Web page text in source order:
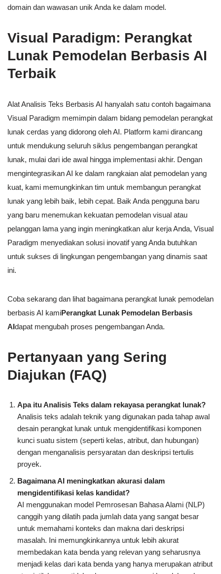
domain dan wawasan unik Anda ke dalam model.
Visual Paradigm: Perangkat
Lunak Pemodelan Berbasis AI
Terbaik
Alat Analisis Teks Berbasis AI hanyalah satu contoh bagaimana
Visual Paradigm memimpin dalam bidang pemodelan perangkat
lunak cerdas yang didorong oleh AI. Platform kami dirancang
untuk mendukung seluruh siklus pengembangan perangkat
lunak, mulai dari ide awal hingga implementasi akhir. Dengan
mengintegrasikan AI ke dalam rangkaian alat pemodelan yang
kuat, kami memungkinkan tim untuk membangun perangkat
lunak yang lebih baik, lebih cepat. Baik Anda pengguna baru
yang baru menemukan kekuatan pemodelan visual atau
pelanggan lama yang ingin meningkatkan alur kerja Anda, Visual
Paradigm menyediakan solusi inovatif yang Anda butuhkan
untuk sukses di lingkungan pengembangan yang dinamis saat
ini.
Coba sekarang dan lihat bagaimana perangkat lunak pemodelan
berbasis AI kamiPerangkat Lunak Pemodelan Berbasis
AIdapat mengubah proses pengembangan Anda.
Pertanyaan yang Sering
Diajukan (FAQ)
Apa itu Analisis Teks dalam rekayasa perangkat lunak?
Analisis teks adalah teknik yang digunakan pada tahap awal
desain perangkat lunak untuk mengidentifikasi komponen
kunci suatu sistem (seperti kelas, atribut, dan hubungan)
dengan menganalisis persyaratan dan deskripsi tertulis
proyek.
Bagaimana AI meningkatkan akurasi dalam
mengidentifikasi kelas kandidat?
AI menggunakan model Pemrosesan Bahasa Alami (NLP)
canggih yang dilatih pada jumlah data yang sangat besar
untuk memahami konteks dan makna dari deskripsi
masalah. Ini memungkinkannya untuk lebih akurat
membedakan kata benda yang relevan yang seharusnya
menjadi kelas dari kata benda yang hanya merupakan atribut